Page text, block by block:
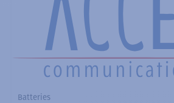
Batteries